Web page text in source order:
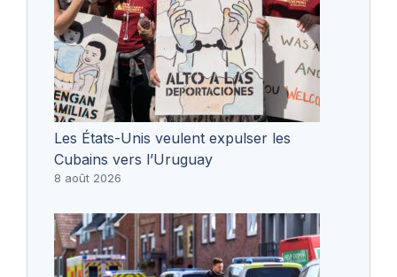
Les États-Unis veulent expulser les
Cubains vers l’Uruguay
8 août 2026